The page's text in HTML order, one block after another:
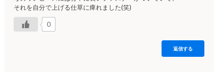
それを自分で上げる仕草に痺れました(笑)
0
返信する